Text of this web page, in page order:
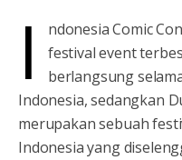
I
ndonesia Comic
festival event
berlangsung
Indonesia, sedangkan
merupakan sebuah
Indonesia yang